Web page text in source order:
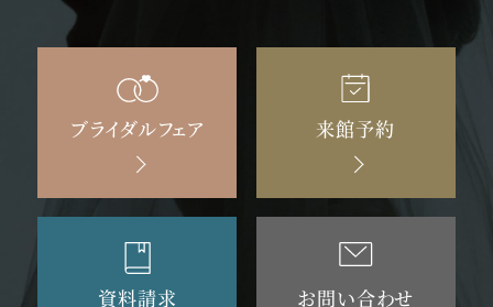
ブライダルフェア 来館予約
資料請求 お問い合わせ